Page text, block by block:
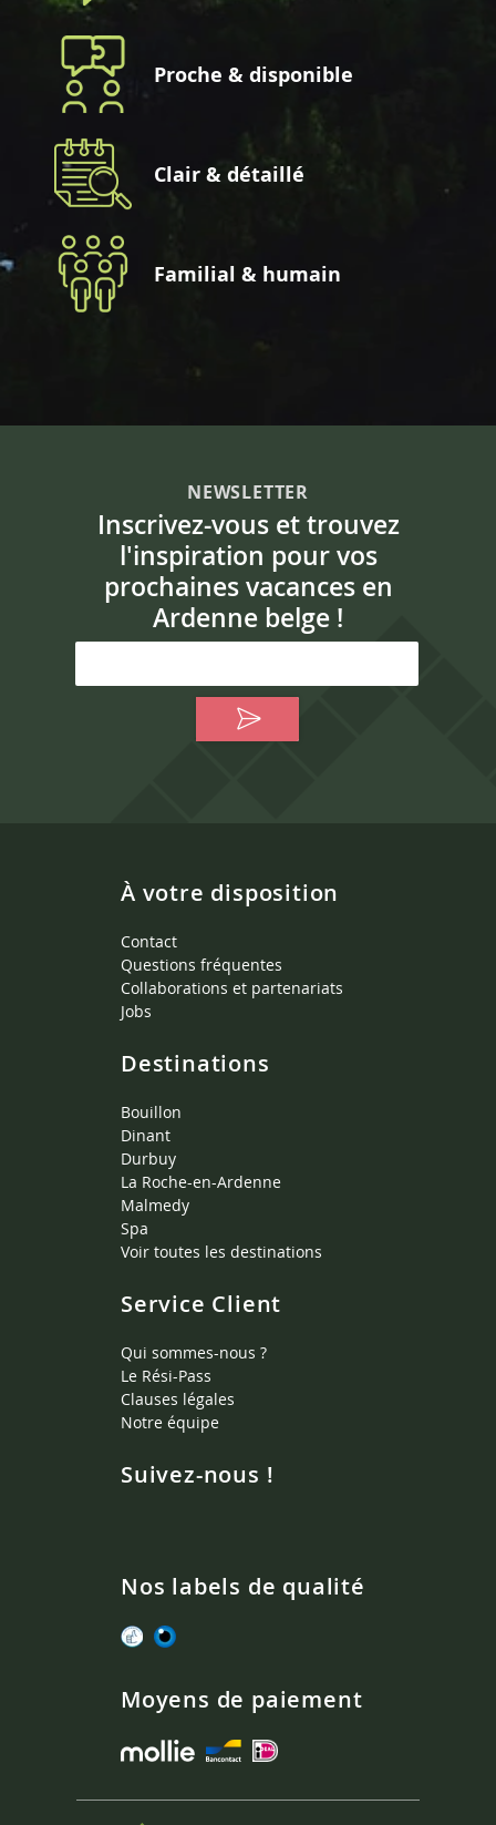
Proche & disponible
Clair & détaillé
Familial & humain
NEWSLETTER
Inscrivez-vous et trouvez
l'inspiration pour vos
prochaines vacances en
Ardenne belge !
À votre disposition
Contact
Questions fréquentes
Collaborations et partenariats
Jobs
Destinations
Bouillon
Dinant
Durbuy
La Roche-en-Ardenne
Malmedy
Spa
Voir toutes les destinations
Service Client
Qui sommes-nous ?
Le Rési-Pass
Clauses légales
Notre équipe
Suivez-nous !
Nos labels de qualité
Moyens de paiement